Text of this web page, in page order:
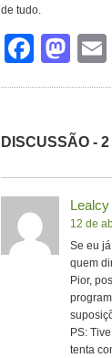
de tudo.
DISCUSSÃO -
12 de
Se eu
quem
Pior,
PS:
tenta